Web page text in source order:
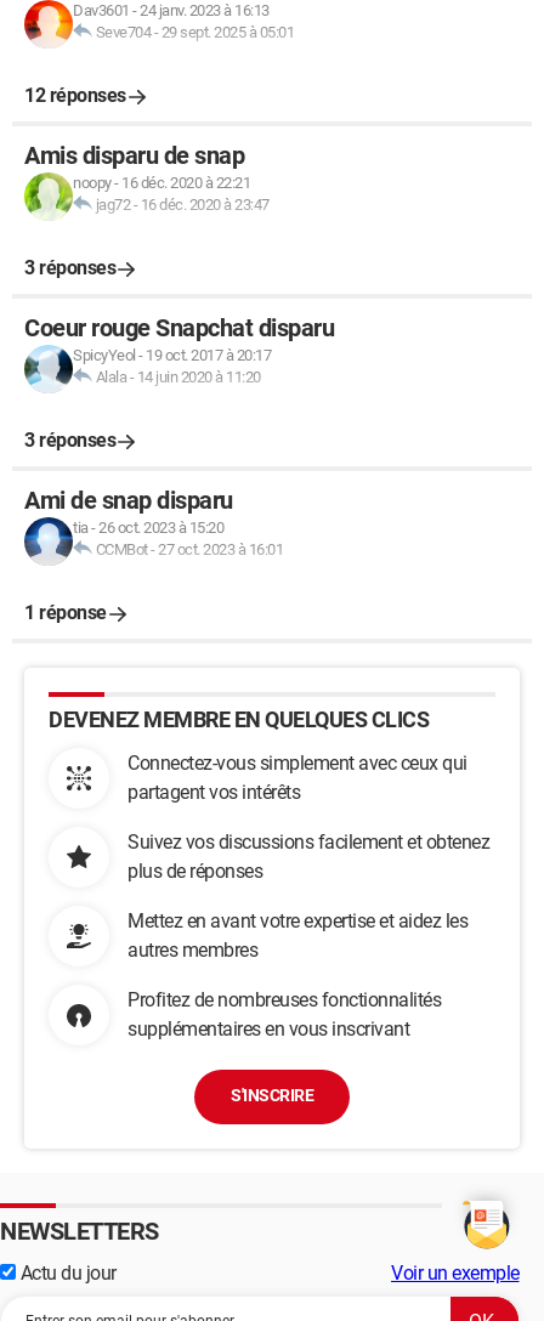
Dav3601 -24 janv. 2023 à 16:13
Seve704-29 sept. 2025 à 05:01
12 réponses
Amis disparu de snap
noopy- 16 déc. 2020 à 22:21
jag72- 16 déc. 2020 à 23:47
3 réponses
Coeur rouge Snapchat disparu
SpicyYeol - 19 oct. 2017 à 20:17
Alala - 14 juin 2020 à 11:20
3 réponses
Ami de snap disparu
tia-26 oct. 2023 à 15:20
CCMBot-27 oct. 2023 à 16:01
1 réponse
DEVENEZ MEMBRE EN QUELQUES CLICS
Connectez-vous simplement avec ceux qui
partagent vos intérêts
Suivez vos discussions facilement et obtenez
plus de réponses
Mettez en avant votre expertise et aidez les
autres membres
Profitez de nombreuses fonctionnalités
supplémentaires en vous inscrivant
S'INSCRIRE
NEWSLETTERS
Actu du jour Voir un exemple